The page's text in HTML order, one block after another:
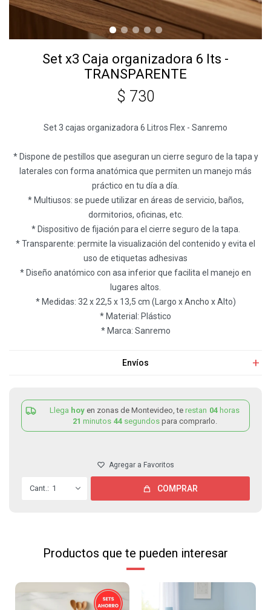
Set x3 Caja organizadora 6 lts -
TRANSPARENTE
$ 730
Set 3 cajas organizadora 6 Litros Flex - Sanremo
* Dispone de pestillos que aseguran un cierre seguro de la tapa y
laterales con forma anatómica que permiten un manejo más
práctico en tu día a día.
* Multiusos: se puede utilizar en áreas de servicio, baños,
dormitorios, oficinas, etc.
* Dispositivo de fijación para el cierre seguro de la tapa.
* Transparente: permite la visualización del contenido y evita el
uso de etiquetas adhesivas
* Diseño anatómico con asa inferior que facilita el manejo en
lugares altos.
* Medidas: 32 x 22,5 x 13,5 cm (Largo x Ancho x Alto)
* Material: Plástico
* Marca: Sanremo
Envíos
Llega hoy en zonas de Montevideo, te restan 04 horas
21 minutos 44 segundos para comprarlo.
1 COMPRAR
Productos que te pueden interesar